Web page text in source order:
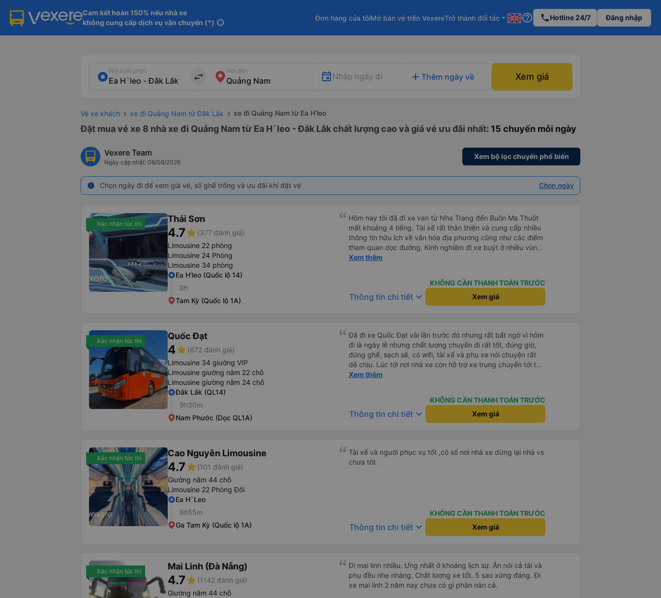
Cam kết hoàn 150% nếu nhà xe
không cung cấp dịch vụ vận chuyển (*) info
Đơn hàng của tôiMở bán vé trên VexereTrở thành đối tác arrow_drop_down help_outline phoneHotline 24/7 Đăng nhập
Nơi xuất phát
import_export
Nơi đến
Nhập ngày đi add Thêm ngày về Xem giá
Vé xe khách xe đi Quảng Nam từ Đắk Lắk xe đi Quảng Nam từ Ea H'leo
Đặt mua vé xe 8 nhà xe đi Quảng Nam từ Ea H`leo - Đắk Lắk chất lượng cao và giá vé ưu đãi nhất: 15 chuyến mỗi ngày
Vexere Team
Ngày cập nhật: 06/08/2026
Xem bộ lọc chuyến phổ biến
info Chọn ngày đi để xem giá vé, số ghế trống và ưu đãi khi đặt vé Chọn ngày
Xác nhận tức thì Thái Sơn
4.7star (377 đánh giá)
Limousine 22 phòng
Limousine 24 Phòng
Limousine 34 phòng
Ea H'leo (Quốc lộ 14)
8h
Tam Kỳ (Quốc lộ 1A)
Hôm nay tôi đã đi xe van từ Nha Trang đến Buôn Ma Thuột
mất khoảng 4 tiếng. Tài xế rất thân thiện và cung cấp nhiều
thông tin hữu ích về văn hóa địa phương cũng như các điểm
tham quan dọc đường. Kinh nghiệm đi xe buýt ở nhiều vùng
khác nhau trên khắp Việt Nam trước đây của chúng tôi khá
những đoạn đường tắc nghẽn. Tài xế này là người lái xe an
toàn nhất mà chúng tôi từng gặp. Chúng tôi rất khuyến khích
sử dụng dịch vụ vận chuyển của Thai Son.
Xem thêm
KHÔNG CẦN THANH TOÁN TRƯỚC
Thông tin chi tiết keyboard_arrow_down Xem giá
Xác nhận tức thì Quốc Đạt
4star (672 đánh giá)
Limousine 34 giường VIP
Limousine giường nằm 22 chỗ
Limousine giường nằm 24 chỗ
Đắk Lắk (QL14)
9h30m
Nam Phước (Dọc QL1A)
Đã đi xe Quốc Đạt vài lần trước đó nhưng rất bất ngờ vì hôm
đi là ngày lễ nhưng chất lượng chuyến đi rất tốt, đúng giờ,
đúng ghế, sạch sẽ, có wifi, tài xế và phụ xe nói chuyện rất
dễ chịu. Lúc tới nơi nhà xe còn hỗ trợ xe trung chuyển tới tận
nhà. 10đ cho nhà xe, hy vọng nhà xe duy trì được chất lượng
Xem thêm
KHÔNG CẦN THANH TOÁN TRƯỚC
Thông tin chi tiết keyboard_arrow_down Xem giá
Xác nhận tức thì Cao Nguyên Limousine
4.7star (101 đánh giá)
Giường nằm 44 chỗ
Limousine 22 Phòng Đôi
Ea H`Leo
8h55m
Ga Tam Kỳ (Quốc lộ 1A)
Tài xế và người phục vụ tốt ,có số nơi nhà xe dừng lại nhà vs
chưa tốt .
KHÔNG CẦN THANH TOÁN TRƯỚC
Thông tin chi tiết keyboard_arrow_down Xem giá
Xác nhận tức thì Mai Linh (Đà Nẵng)
4.7star (1142 đánh giá)
Giường nằm 44 chỗ
Đi mai linh nhiều. Ưng nhất ở khoảng lịch sự. Ăn nói cả tài và
phụ đều nhẹ nhàng. Chất lượng xe tốt. 5 sao xứng đáng. Đi
xe mai linh 2 năm nay chưa có gì phàn nàn cả.